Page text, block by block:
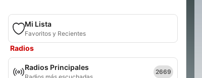
Mi Lista
Favoritos y Recientes
Radios
Radios Principales 2669